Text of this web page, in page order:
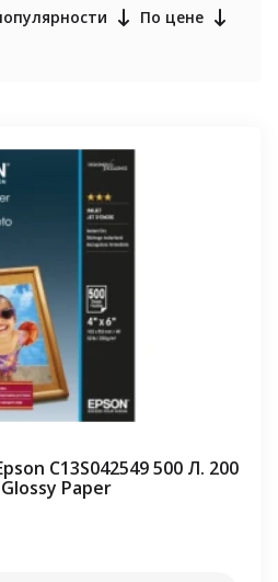
По цене
C13S042549 500 Л. 200
Paper